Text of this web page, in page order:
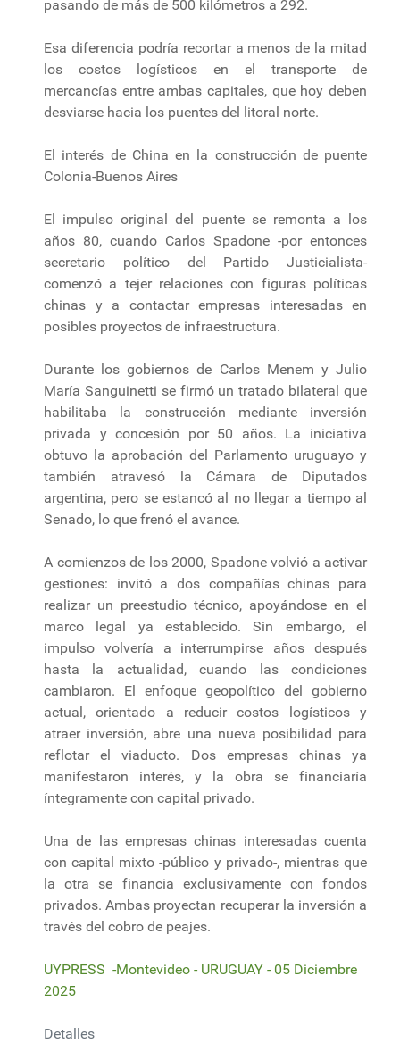
pasando de más de 500 kilómetros a 292.
Esa diferencia podría recortar a menos de la mitad
los costos logísticos en el transporte de
mercancías entre ambas capitales, que hoy deben
desviarse hacia los puentes del litoral norte.
El interés de China en la construcción de puente
Colonia-Buenos Aires
El impulso original del puente se remonta a los
años 80, cuando Carlos Spadone -por entonces
secretario político del Partido Justicialista-
comenzó a tejer relaciones con figuras políticas
chinas y a contactar empresas interesadas en
posibles proyectos de infraestructura.
Durante los gobiernos de Carlos Menem y Julio
María Sanguinetti se firmó un tratado bilateral que
habilitaba la construcción mediante inversión
privada y concesión por 50 años. La iniciativa
obtuvo la aprobación del Parlamento uruguayo y
también atravesó la Cámara de Diputados
argentina, pero se estancó al no llegar a tiempo al
Senado, lo que frenó el avance.
A comienzos de los 2000, Spadone volvió a activar
gestiones: invitó a dos compañías chinas para
realizar un preestudio técnico, apoyándose en el
marco legal ya establecido. Sin embargo, el
impulso volvería a interrumpirse años después
hasta la actualidad, cuando las condiciones
cambiaron. El enfoque geopolítico del gobierno
actual, orientado a reducir costos logísticos y
atraer inversión, abre una nueva posibilidad para
reflotar el viaducto. Dos empresas chinas ya
manifestaron interés, y la obra se financiaría
íntegramente con capital privado.
Una de las empresas chinas interesadas cuenta
con capital mixto -público y privado-, mientras que
la otra se financia exclusivamente con fondos
privados. Ambas proyectan recuperar la inversión a
través del cobro de peajes.
UYPRESS -Montevideo - URUGUAY - 05 Diciembre
2025
Detalles